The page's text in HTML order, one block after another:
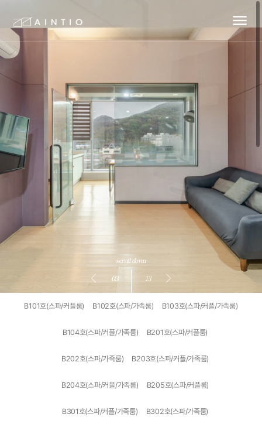
03 13
scroll down
B101호(스파/커플룸) B102호(스파/가족룸) B103호(스파/커플/가족룸)
B104호(스파/커플/가족룸) B201호(스파/커플룸)
B202호(스파/가족룸) B203호(스파/커플/가족룸)
B204호(스파/커플/가족룸) B205호(스파/커플룸)
B301호(스파/커플/가족룸) B302호(스파/가족룸)